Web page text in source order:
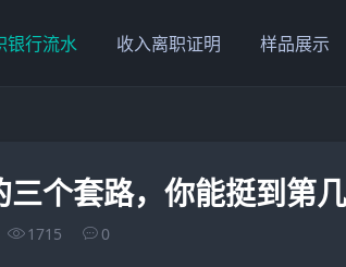
银行流水 收入离职证明 样品展示
个套路，你能挺到第几
1715 0